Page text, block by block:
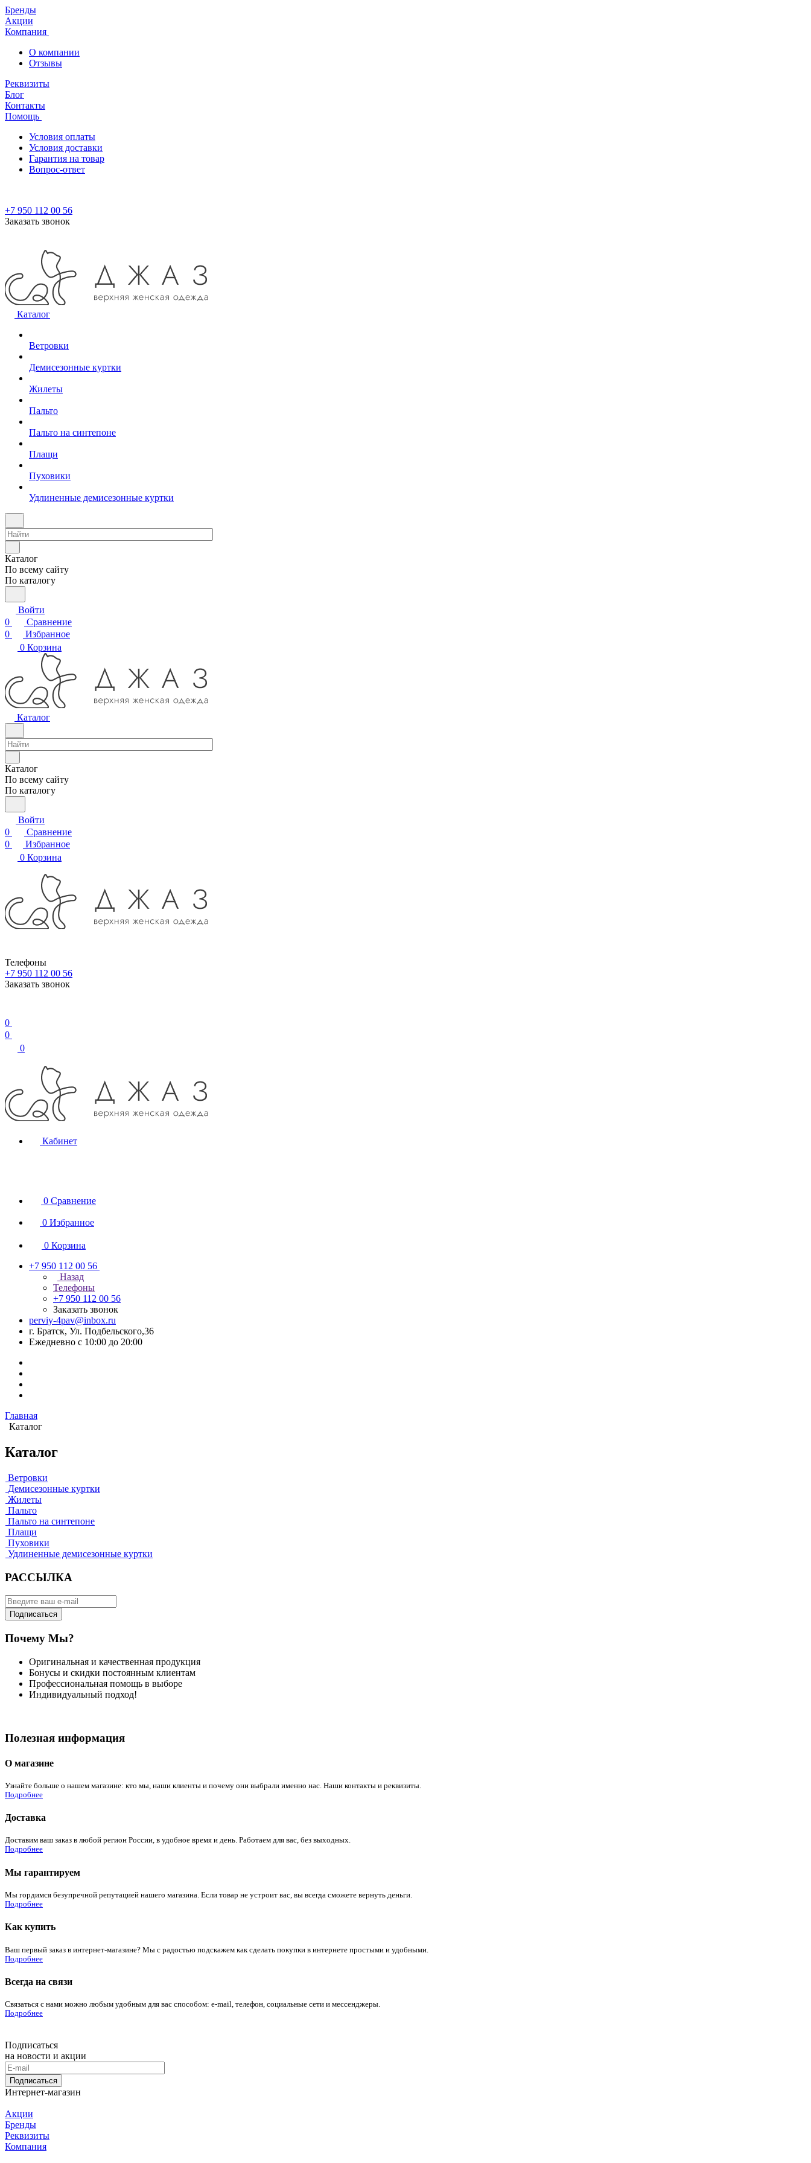
Бренды
Акции
Компания
О компании
Отзывы
Реквизиты
Блог
Контакты
Помощь
Условия оплаты
Условия доставки
Гарантия на товар
Вопрос-ответ
+7 950 112 00 56
Заказать звонок
Каталог
Ветровки
Демисезонные куртки
Жилеты
Пальто
Пальто на синтепоне
Плащи
Пуховики
Удлиненные демисезонные куртки
Каталог
По всему сайту
По каталогу
Войти
0
Сравнение
0
Избранное
0 Корзина
Каталог
Каталог
По всему сайту
По каталогу
Войти
0
Сравнение
0
Избранное
0 Корзина
Телефоны
+7 950 112 00 56
Заказать звонок
0
0
0
Кабинет
0 Сравнение
0 Избранное
0 Корзина
+7 950 112 00 56
Назад
Телефоны
+7 950 112 00 56
Заказать звонок
perviy-4pav@inbox.ru
г. Братск, Ул. Подбельского,36
Ежедневно с 10:00 до 20:00
Главная
Каталог
Каталог
Ветровки
Демисезонные куртки
Жилеты
Пальто
Пальто на синтепоне
Плащи
Пуховики
Удлиненные демисезонные куртки
РАССЫЛКА
Подписаться
Почему Мы?
Оригинальная и качественная продукция
Бонусы и скидки постоянным клиентам
Профессиональная помощь в выборе
Индивидуальный подход!
Полезная информация
О магазине
Узнайте больше о нашем магазине: кто мы, наши клиенты и почему они выбрали именно нас. Наши контакты и реквизиты.
Подробнее
Доставка
Доставим ваш заказ в любой регион России, в удобное время и день. Работаем для вас, без выходных.
Подробнее
Мы гарантируем
Мы гордимся безупречной репутацией нашего магазина. Если товар не устроит вас, вы всегда сможете вернуть деньги.
Подробнее
Как купить
Ваш первый заказ в интернет-магазине? Мы с радостью подскажем как сделать покупки в интернете простыми и удобными.
Подробнее
Всегда на связи
Связаться с нами можно любым удобным для вас способом: e-mail, телефон, социальные сети и мессенджеры.
Подробнее
Подписаться
на новости и акции
Подписаться
Интернет-магазин
Акции
Бренды
Реквизиты
Компания